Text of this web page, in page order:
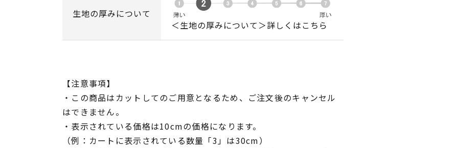
生地の厚みについて
＜生地の厚みについて＞詳しくはこちら
【注意事項】
・この商品はカットしてのご用意となるため、ご注文後のキャンセル
はできません。
・表示されている価格は10cmの価格になります。
（例：カートに表示されている数量「3」は30cm）